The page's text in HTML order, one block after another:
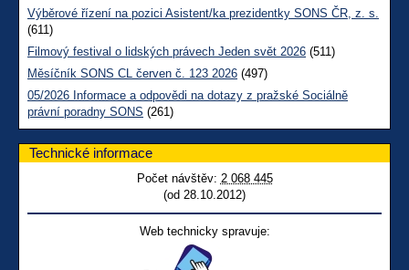
Výběrové řízení na pozici Asistent/ka prezidentky SONS ČR, z. s.
(611)
Filmový festival o lidských právech Jeden svět 2026 (511)
Měsíčník SONS CL červen č. 123 2026 (497)
05/2026 Informace a odpovědi na dotazy z pražské Sociálně
právní poradny SONS (261)
Technické informace
Počet návštěv: 2 068 445
(od 28.10.2012)
Web technicky spravuje: